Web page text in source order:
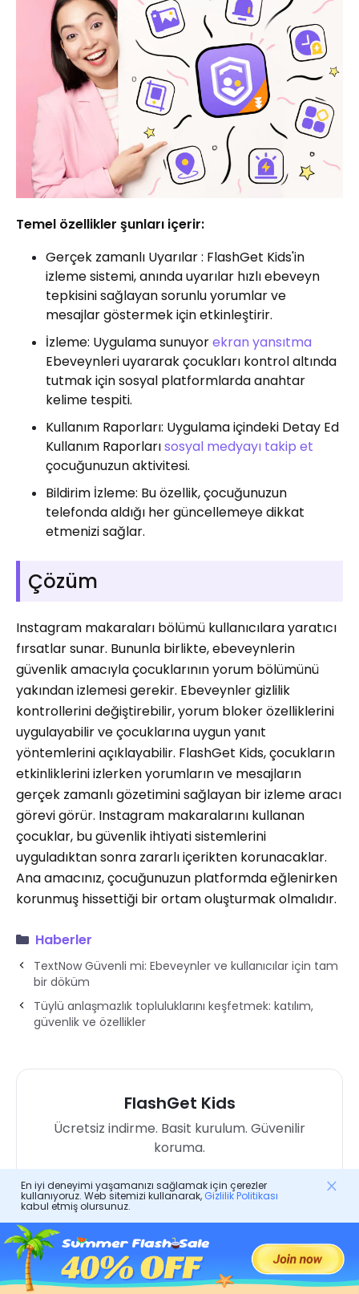
Temel özellikler şunları içerir:
Gerçek zamanlı Uyarılar : FlashGet Kids'in
izleme sistemi, anında uyarılar hızlı ebeveyn
tepkisini sağlayan sorunlu yorumlar ve
mesajlar göstermek için etkinleştirir.
İzleme: Uygulama sunuyorekran yansıtma
Ebeveynleri uyararak çocukları kontrol altında
tutmak için sosyal platformlarda anahtar
kelime tespiti.
Kullanım Raporları: Uygulama içindeki Detay Ed
Kullanım Raporlarısosyal medyayı takip et
çocuğunuzun aktivitesi.
Bildirim İzleme: Bu özellik, çocuğunuzun
telefonda aldığı her güncellemeye dikkat
etmenizi sağlar.
Çözüm
Instagram makaraları bölümü kullanıcılara yaratıcı
fırsatlar sunar. Bununla birlikte, ebeveynlerin
güvenlik amacıyla çocuklarının yorum bölümünü
yakından izlemesi gerekir. Ebeveynler gizlilik
kontrollerini değiştirebilir, yorum bloker özelliklerini
uygulayabilir ve çocuklarına uygun yanıt
yöntemlerini açıklayabilir. FlashGet Kids, çocukların
etkinliklerini izlerken yorumların ve mesajların
gerçek zamanlı gözetimini sağlayan bir izleme aracı
görevi görür. Instagram makaralarını kullanan
çocuklar, bu güvenlik ihtiyati sistemlerini
uyguladıktan sonra zararlı içerikten korunacaklar.
Ana amacınız, çocuğunuzun platformda eğlenirken
korunmuş hissettiği bir ortam oluşturmak olmalıdır.
Haberler
TextNow Güvenli mi: Ebeveynler ve kullanıcılar için tam
bir döküm
Tüylü anlaşmazlık topluluklarını keşfetmek: katılım,
güvenlik ve özellikler
FlashGet Kids
Ücretsiz indirme. Basit kurulum. Güvenilir
koruma.
Ücretsiz dene
En iyi deneyimi yaşamanızı sağlamak için çerezler
kullanıyoruz. Web sitemizi kullanarak, Gizlilik Politikası
kabul etmiş olursunuz.